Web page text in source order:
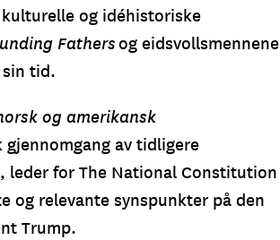
og idéhistoriske
Fathersog eidsvollsmennene
tid.
og amerikansk
av tidligere
leder for The National Constitution
og relevante synspunkter på den
Trump.